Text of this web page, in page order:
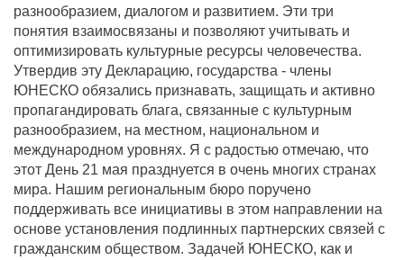
разнообразием, диалогом и развитием. Эти три
понятия взаимосвязаны и позволяют учитывать и
оптимизировать культурные ресурсы человечества.
Утвердив эту Декларацию, государства - члены
ЮНЕСКО обязались признавать, защищать и активно
пропагандировать блага, связанные с культурным
разнообразием, на местном, национальном и
международном уровнях. Я с радостью отмечаю, что
этот День 21 мая празднуется в очень многих странах
мира. Нашим региональным бюро поручено
поддерживать все инициативы в этом направлении на
основе установления подлинных партнерских связей с
гражданским обществом. Задачей ЮНЕСКО, как и